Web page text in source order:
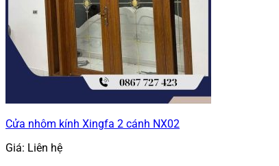
Cửa nhôm kính Xingfa 2 cánh NX02
Giá: Liên hệ